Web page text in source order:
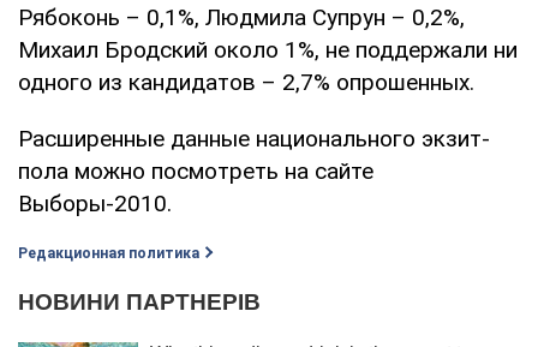
Рябоконь – 0,1%, Людмила Супрун – 0,2%,
Михаил Бродский около 1%, не поддержали ни
одного из кандидатов – 2,7% опрошенных.
Расширенные данные национального экзит-
пола можно посмотреть на сайте
Выборы-2010.
Редакционная политика